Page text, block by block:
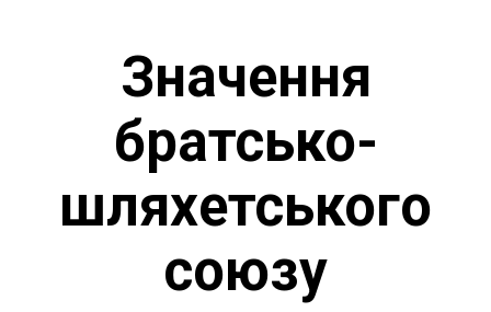
Значення
братсько-
шляхетського
союзу